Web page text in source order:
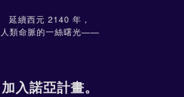
延續西元 2140 年，
人類命脈的一絲曙光——
加入諾亞計畫。